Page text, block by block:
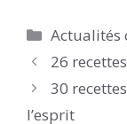
Catégories
Actualités
26
30
l’esprit